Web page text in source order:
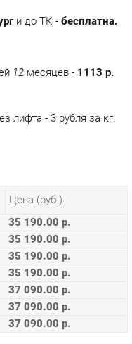
35 190.00 р.
35 190.00 р.
35 190.00 р.
35 190.00 р.
37 090.00 р.
37 090.00 р.
37 090.00 р.